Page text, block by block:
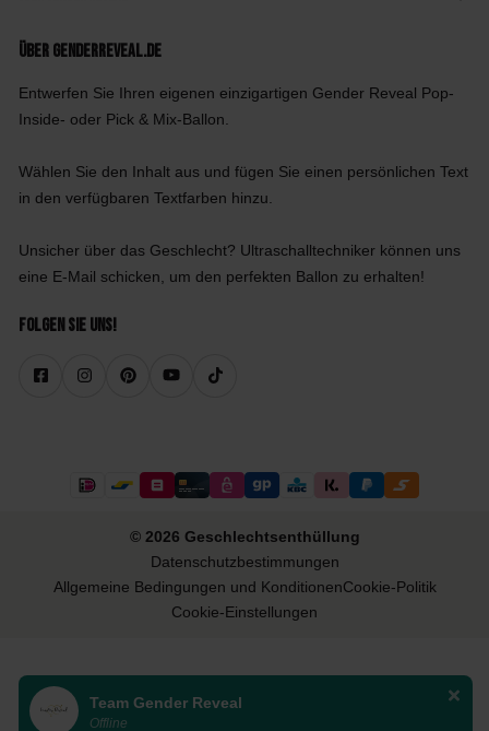
Über GenderReveal.de
Entwerfen Sie Ihren eigenen einzigartigen Gender Reveal Pop-
Inside- oder Pick & Mix-Ballon.
Wählen Sie den Inhalt aus und fügen Sie einen persönlichen Text
in den verfügbaren Textfarben hinzu.
Unsicher über das Geschlecht? Ultraschalltechniker können uns
eine E-Mail schicken, um den perfekten Ballon zu erhalten!
Folgen Sie uns!
© 2026 Geschlechtsenthüllung
Datenschutzbestimmungen
Allgemeine Bedingungen und KonditionenCookie-Politik
Cookie-Einstellungen
Team Gender Reveal
Offline